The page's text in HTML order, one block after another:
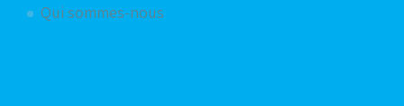
Qui sommes-nous